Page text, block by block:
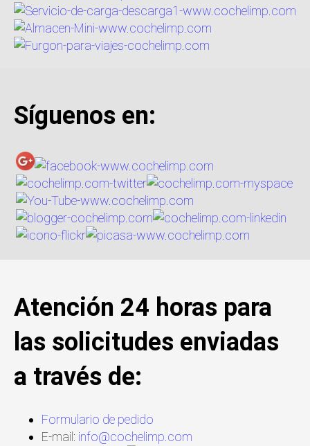
Síguenos en:
Atención 24 horas para
las solicitudes enviadas
a través de:
Formulario de pedido
E-mail: info@cochelimp.com